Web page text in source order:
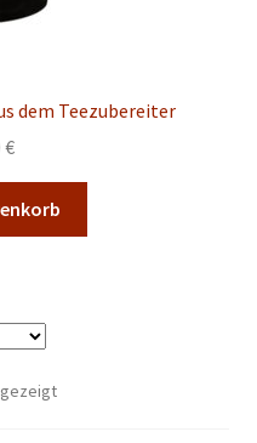
dem Teezubereiter
€